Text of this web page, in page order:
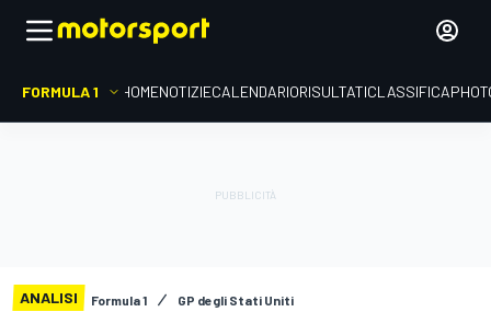
FORMULA 1 HOMENOTIZIECALENDARIORISULTATICLASSIFICA
ANALISI Formula 1 GP degli Stati Uniti